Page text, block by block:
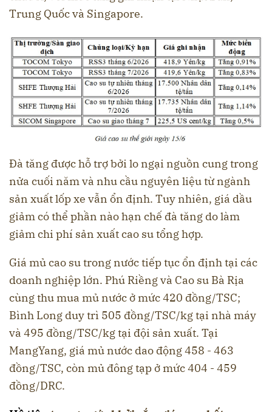
Trung Quốc và Singapore.
Đà tăng được hỗ trợ bởi lo ngại nguồn cung trong
nửa cuối năm và nhu cầu nguyên liệu từ ngành
sản xuất lốp xe vẫn ổn định. Tuy nhiên, giá dầu
giảm có thể phần nào hạn chế đà tăng do làm
giảm chi phí sản xuất cao su tổng hợp.
Giá mủ cao su trong nước tiếp tục ổn định tại các
doanh nghiệp lớn. Phú Riềng và Cao su Bà Rịa
cùng thu mua mủ nước ở mức 420 đồng/TSC;
Bình Long duy trì 505 đồng/TSC/kg tại nhà máy
và 495 đồng/TSC/kg tại đội sản xuất. Tại
MangYang, giá mủ nước dao động 458 - 463
đồng/TSC, còn mủ đông tạp ở mức 404 - 459
đồng/DRC.